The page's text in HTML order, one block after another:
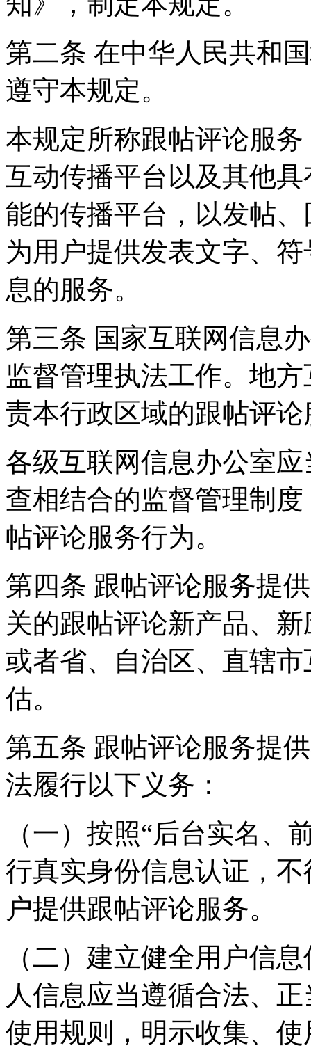
第二条 在中华人民共和
遵守本规定。
本规定所称跟帖评论服
互动传播平台以及其他
能的传播平台，以发帖
为用户提供发表文字、
息的服务。
第三条 国家互联网信息
监督管理执法工作。地
责本行政区域的跟帖评
各级互联网信息办公室
查相结合的监督管理制
帖评论服务行为。
第四条 跟帖评论服务提
关的跟帖评论新产品、
或者省、自治区、直辖
估。
第五条 跟帖评论服务提
法履行以下义务：
（一）按照“后台实名、
行真实身份信息认证，
户提供跟帖评论服务。
（二）建立健全用户信
人信息应当遵循合法、
使用规则，明示收集、